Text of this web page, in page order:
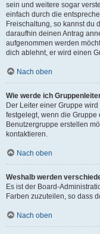
sein und weitere sogar
einfach durch die
Freischaltung, so kannst du
daraufhin deinen Antrag
aufgenommen werden
dich ablehnt, er wird einen
Nach oben
Wie werde ich
Der Leiter einer Gruppe
festgelegt, wenn die
Benutzergruppe erstellen
kontaktieren.
Nach oben
Weshalb werden
Es ist der Board-
Farben zuzuteilen, so dass
Nach oben